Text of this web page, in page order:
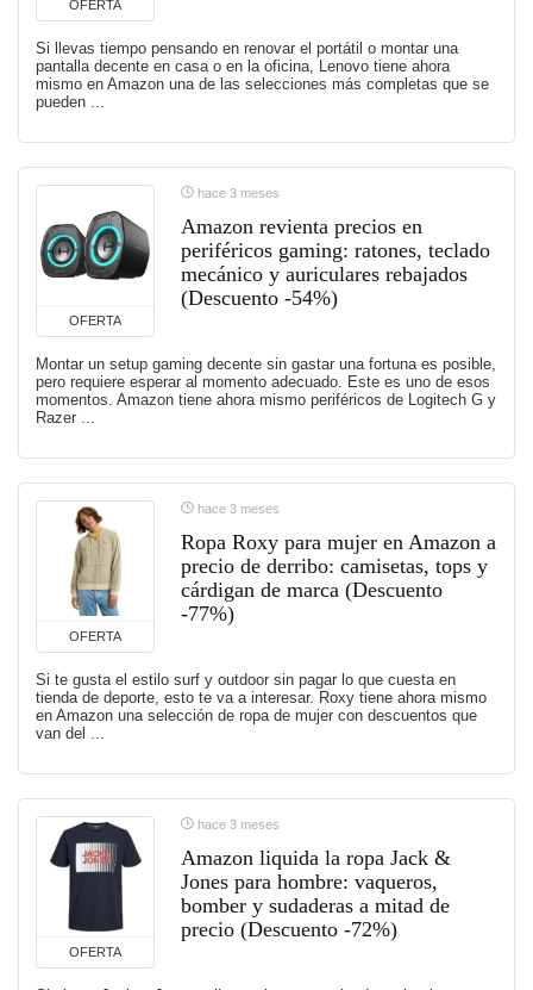
OFERTA
Si llevas tiempo pensando en renovar el portátil o montar una
pantalla decente en casa o en la oficina, Lenovo tiene ahora
mismo en Amazon una de las selecciones más completas que se
pueden ...
OFERTA
hace 3 meses
Amazon revienta precios en
periféricos gaming: ratones, teclado
mecánico y auriculares rebajados
(Descuento -54%)
Montar un setup gaming decente sin gastar una fortuna es posible,
pero requiere esperar al momento adecuado. Este es uno de esos
momentos. Amazon tiene ahora mismo periféricos de Logitech G y
Razer ...
OFERTA
hace 3 meses
Ropa Roxy para mujer en Amazon a
precio de derribo: camisetas, tops y
cárdigan de marca (Descuento
-77%)
Si te gusta el estilo surf y outdoor sin pagar lo que cuesta en
tienda de deporte, esto te va a interesar. Roxy tiene ahora mismo
en Amazon una selección de ropa de mujer con descuentos que
van del ...
OFERTA
hace 3 meses
Amazon liquida la ropa Jack &
Jones para hombre: vaqueros,
bomber y sudaderas a mitad de
precio (Descuento -72%)